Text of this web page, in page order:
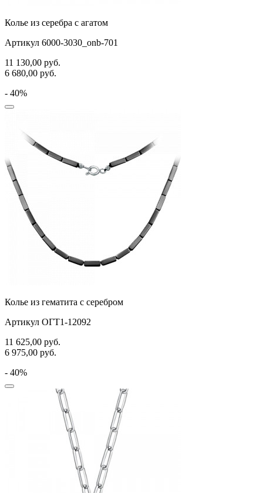
Колье из серебра с агатом
Артикул 6000-3030_onb-701
11 130,00 руб.
6 680,00 руб.
- 40%
Колье из гематита с серебром
Артикул ОГТ1-12092
11 625,00 руб.
6 975,00 руб.
- 40%